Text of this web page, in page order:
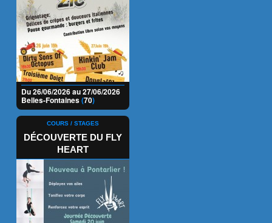
Du 26/06/2026 au 27/06/2026
Belles-Fontaines(70)
COURS / STAGES
DÉCOUVERTE DU FLY
HEART